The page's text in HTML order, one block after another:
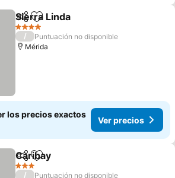
CompartirAgregar a favoritos
Sierra Linda
4 Estrellas
/
Puntuación no disponible
Mérida
los precios exactos
Ver precios
CompartirAgregar a favoritos
Caribay
3 Estrellas
/ Puntuación no disponible